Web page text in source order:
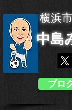
横浜
中島
ブロ